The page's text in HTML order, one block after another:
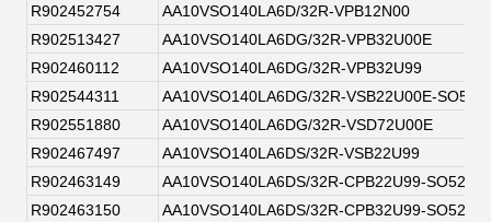
R902452754
AA10VSO140LA6D/32R-VPB12N00
R902513427
AA10VSO140LA6DG/32R-VPB32U00E
R902460112
AA10VSO140LA6DG/32R-VPB32U99
R902544311
AA10VSO140LA6DG/32R-VSB22U00E-SO52
R902551880
AA10VSO140LA6DG/32R-VSD72U00E
R902467497
AA10VSO140LA6DS/32R-VSB22U99
R902463149
AA10VSO140LA6DS/32R-CPB22U99-SO52
R902463150
AA10VSO140LA6DS/32R-CPB32U99-SO52